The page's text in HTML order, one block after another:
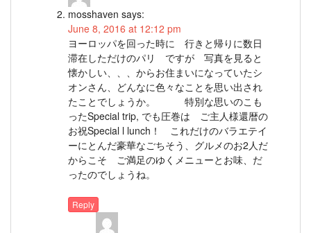
mosshaven says:
June 8, 2016 at 12:12 pm
ヨーロッパを回った時に 行きと帰りに数日
滞在しただけのパリ ですが 写真を見ると
懐かしい、、、からお住まいになっていたシ
オンさん、どんなに色々なことを思い出され
たことでしょうか。 特別な思いのこも
ったSpecial trip, でも圧巻は ご主人様還暦の
お祝Special l lunch！ これだけのバラエテイ
ーにとんだ豪華なごちそう、グルメのお2人だ
からこそ ご満足のゆくメニューとお味、だ
ったのでしょうね。
Reply